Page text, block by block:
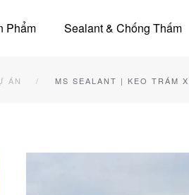
Phẩm Sealant & Chống Thấm
ÁN MS SEALANT | KEO TRÁM